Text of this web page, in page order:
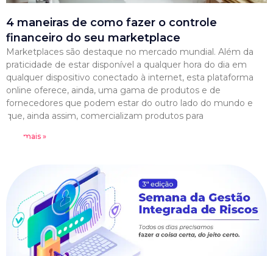
4 maneiras de como fazer o controle
financeiro do seu marketplace
Marketplaces são destaque no mercado mundial. Além da
praticidade de estar disponível a qualquer hora do dia em
qualquer dispositivo conectado à internet, esta plataforma
online oferece, ainda, uma gama de produtos e de
fornecedores que podem estar do outro lado do mundo e
que, ainda assim, comercializam produtos para
Leia mais »